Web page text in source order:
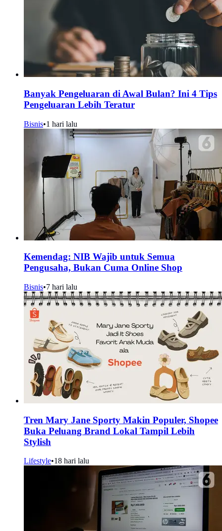
Banyak Pengeluaran di Awal Bulan? Ini 4 Tips
Pengeluaran Lebih Teratur
Bisnis•1 hari lalu
Kemendag: NIB Wajib untuk Semua
Pengusaha, Bukan Cuma Online Shop
Bisnis•7 hari lalu
Tren Mary Jane Sporty Makin Populer, Shopee
Buka Peluang Brand Lokal Tampil Lebih
Stylish
Lifestyle•18 hari lalu